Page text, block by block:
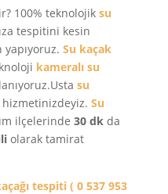
100% teknolojik su
tespitini kesin
yapıyoruz. Su kaçak
kameralı su
su
Su
ilçelerinde 30 dk da
olarak tamirat
tespiti ( 0 537 953